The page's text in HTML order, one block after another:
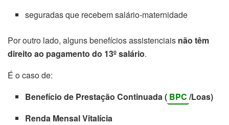
seguradas que recebem salário-maternidade
Por outro lado, alguns benefícios assistenciais não têm
direito ao pagamento do 13º salário.
É o caso de:
Benefício de Prestação Continuada ( BPC /Loas)
Renda Mensal Vitalícia